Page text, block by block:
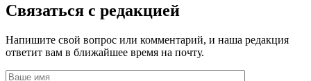
Связаться с редакцией
Напишите свой вопрос или комментарий, и наша редакция
ответит вам в ближайшее время на почту.